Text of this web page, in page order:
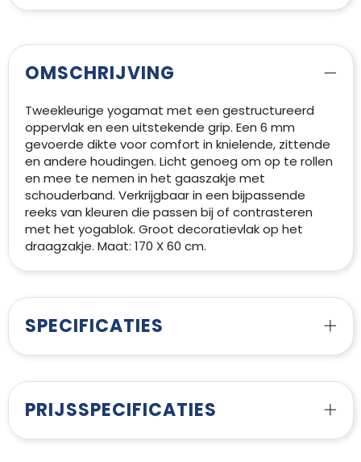
OMSCHRIJVING
Tweekleurige yogamat met een gestructureerd
oppervlak en een uitstekende grip. Een 6 mm
gevoerde dikte voor comfort in knielende, zittende
en andere houdingen. Licht genoeg om op te rollen
en mee te nemen in het gaaszakje met
schouderband. Verkrijgbaar in een bijpassende
reeks van kleuren die passen bij of contrasteren
met het yogablok. Groot decoratievlak op het
draagzakje. Maat: 170 X 60 cm.
SPECIFICATIES
PRIJSSPECIFICATIES